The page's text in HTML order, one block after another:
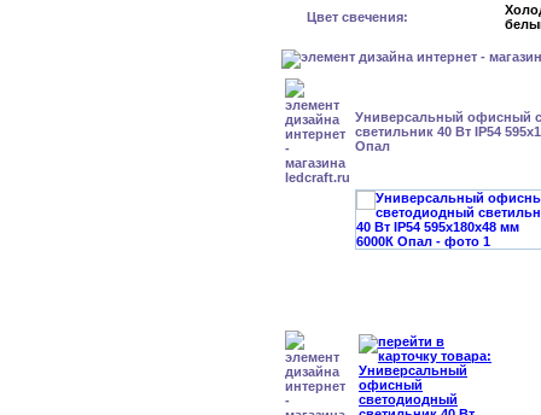
Цвет свечения:
Универсальный офисный
светильник 40 Вт IP54
Опал